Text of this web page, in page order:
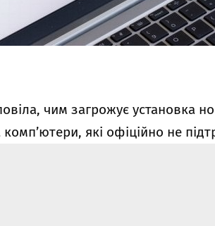
чим загрожує установка
які офіційно не